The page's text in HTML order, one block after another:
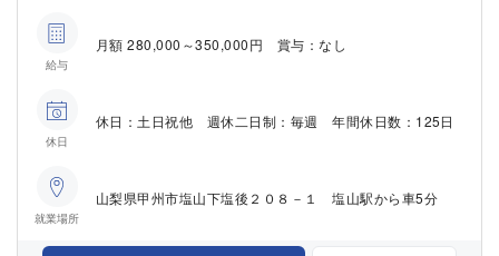
給与
月額 280,000～350,000円 賞与：なし
休日
休日：土日祝他 週休二日制：毎週 年間休日数：125日
就業場所
山梨県甲州市塩山下塩後２０８－１ 塩山駅から車5分